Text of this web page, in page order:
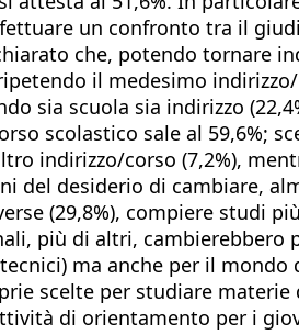
un confronto tra il
che, potendo tornare
il medesimo
sia scuola sia indirizzo
scolastico sale al 59,6%;
indirizzo/corso (7,2%),
del desiderio di cambiare,
(29,8%), compiere studi
più di altri,
ma anche per il
scelte per studiare
di orientamento per i